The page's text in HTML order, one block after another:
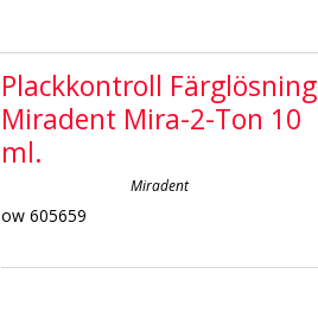
Plackkontroll Färglösning
Miradent Mira-2-Ton 10
ml.
Miradent
ow 605659